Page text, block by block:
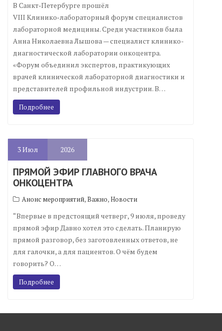
В Санкт‑Петербурге прошёл
VIII Клинико‑лабораторный форум специалистов
лабораторной медицины. Среди участников была
Анна Николаевна Лышова — специалист клинико-
диагностической лаборатории онкоцентра.
«Форум объединил экспертов, практикующих
врачей клинической лабораторной диагностики и
представителей профильной индустрии. В…
Подробнее
3Июл 2026
ПРЯМОЙ ЭФИР ГЛАВНОГО ВРАЧА
ОНКОЦЕНТРА
Анонс мероприятий,Важно,Новости
“Впервые в предстоящий четверг, 9 июля, проведу
прямой эфир Давно хотел это сделать. Планирую
прямой разговор, без заготовленных ответов, не
для галочки, а для пациентов. О чём будем
говорить? О…
Подробнее